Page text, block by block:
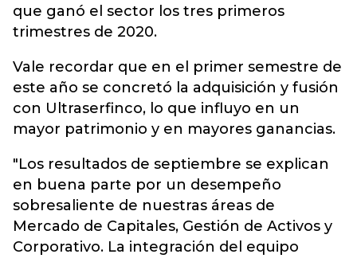
que ganó el sector los tres primeros
trimestres de 2020.
Vale recordar que en el primer semestre de
este año se concretó la adquisición y fusión
con Ultraserfinco, lo que influyo en un
mayor patrimonio y en mayores ganancias.
"Los resultados de septiembre se explican
en buena parte por un desempeño
sobresaliente de nuestras áreas de
Mercado de Capitales, Gestión de Activos y
Corporativo. La integración del equipo